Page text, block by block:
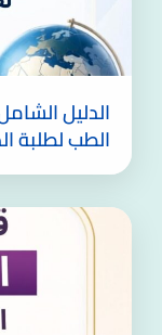
الدليل
الطب لطلبة